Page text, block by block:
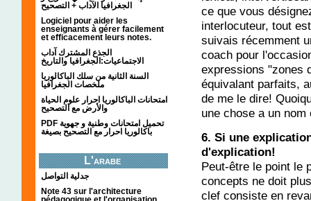
الجغرافيا الآداب + التصحيح
Logiciel pour aider les
enseignants à gérer facilement
et efficacement leurs notes.
الجذع المشترك آداب
الاجتماعيات:الجغرافيا والتاريخ
السنة الثانية من سلك الباكالوريا
ملخصات الجغرافيا
امتحانات الباكالوريا احرار علوم الحياة
والأرض مع التصحيح
PDF تحميل امتحانات وطنية و جهوية
باكالوريا احرار مع التصحيح بصيغة
L'arabe
جدلية التواصل
Note 43 sur l'architecture
ce que vous
interlocuteur, tout
suivais récemment
coach pour
expressions "zones
équivalant parfaits,
de me le dire!
une chose a un
6. Si une
d'explication!
Peut-être le point le
concepts ne doit
clef consiste en